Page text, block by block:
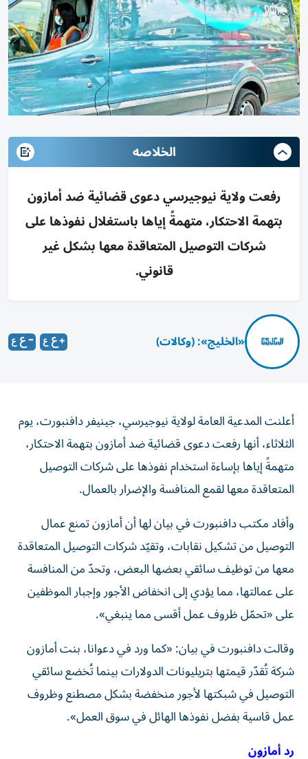
الخلاصه
رفعت ولاية نيوجيرسي دعوى قضائية ضد أمازون
بتهمة الاحتكار، متهمةً إياها باستغلال نفوذها على
شركات التوصيل المتعاقدة معها بشكل غير
قانوني.
«الخليج»: (وكالات)
أعلنت المدعية العامة لولاية نيوجيرسي، جينيفر دافنبورت، يوم
الثلاثاء، أنها رفعت دعوى قضائية ضد أمازون بتهمة الاحتكار،
متهمةً إياها بإساءة استخدام نفوذها على شركات التوصيل
المتعاقدة معها لقمع المنافسة والإضرار بالعمال.
وأفاد مكتب دافنبورت في بيان لها أن أمازون تمنع عمال
التوصيل من تشكيل نقابات، وتقيّد شركات التوصيل المتعاقدة
معها من توظيف سائقي بعضها البعض، وتحدّ من المنافسة
على عمالتها، مما يؤدي إلى انخفاض الأجور وإجبار الموظفين
على «تحمّل ظروف عمل أقسى مما ينبغي».
وقالت دافنبورت في بيان: «كما ورد في دعوانا، بنت أمازون
شركة تُقدّر قيمتها بتريليونات الدولارات بينما تُخضع سائقي
التوصيل في شبكتها لأجور منخفضة بشكل مصطنع وظروف
عمل قاسية بفضل نفوذها الهائل في سوق العمل».
رد أمازون